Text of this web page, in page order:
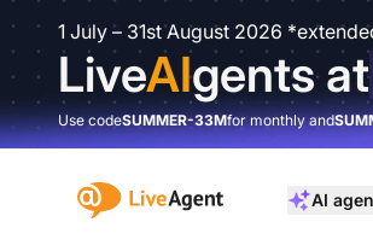
1 July – 31st August 2026
LiveAIgents at
Use codeSUMMER-33Mfor monthly and
:site.title AI